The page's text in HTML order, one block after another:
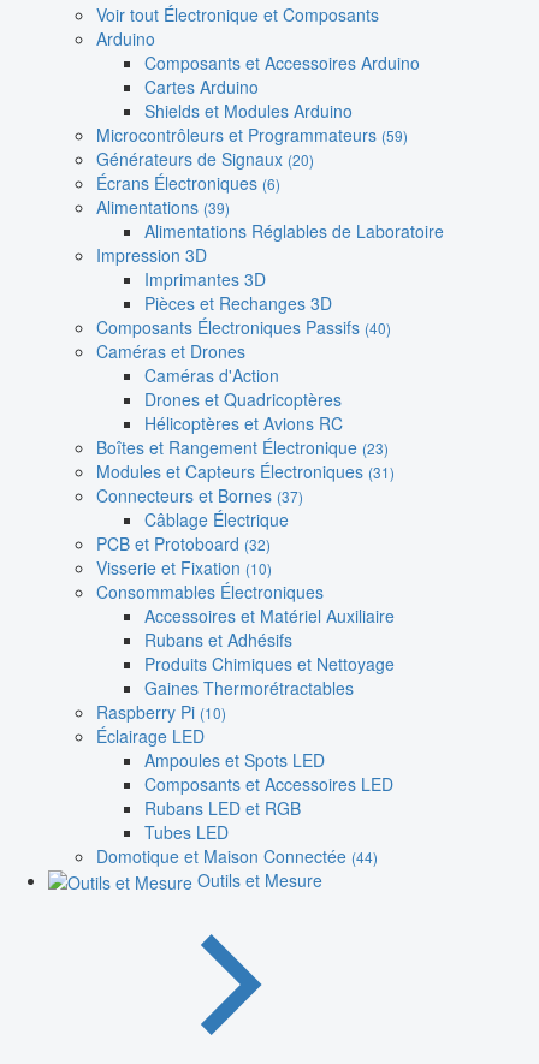
Voir tout Électronique et Composants
Arduino
Composants et Accessoires Arduino
Cartes Arduino
Shields et Modules Arduino
Microcontrôleurs et Programmateurs (59)
Générateurs de Signaux (20)
Écrans Électroniques (6)
Alimentations (39)
Alimentations Réglables de Laboratoire
Impression 3D
Imprimantes 3D
Pièces et Rechanges 3D
Composants Électroniques Passifs (40)
Caméras et Drones
Caméras d'Action
Drones et Quadricoptères
Hélicoptères et Avions RC
Boîtes et Rangement Électronique (23)
Modules et Capteurs Électroniques (31)
Connecteurs et Bornes (37)
Câblage Électrique
PCB et Protoboard (32)
Visserie et Fixation (10)
Consommables Électroniques
Accessoires et Matériel Auxiliaire
Rubans et Adhésifs
Produits Chimiques et Nettoyage
Gaines Thermorétractables
Raspberry Pi (10)
Éclairage LED
Ampoules et Spots LED
Composants et Accessoires LED
Rubans LED et RGB
Tubes LED
Domotique et Maison Connectée (44)
Outils et Mesure